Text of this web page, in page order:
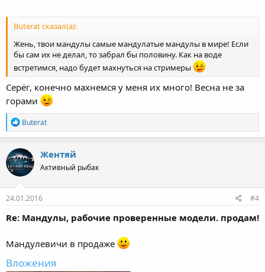
Buterat сказал(а):
Жень, твои мандулы самые мандулатые мандулы в мире! Если
бы сам их не делал, то забрал бы половину. Как на воде
встретимся, надо будет махнуться на стримеры
Серёг, конечно махнемся у меня их много! Весна не за
горами
Р
е
а
к
ц
и
и
:
Buterat
Жентяй
Активный рыбак
24.01.2016 #4
Re: Мандулы, рабочие проверенные модели. продам!
Мандулевичи в продаже
Вложения